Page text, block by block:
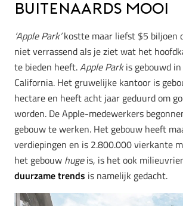
buitenaards mooi
‘Apple Park’kostte maar liefst $5 biljoen
niet verrassend als je ziet wat het
te bieden heeft.Apple Parkis gebouwd
California. Het gruwelijke kantoor is
hectare en heeft acht jaar geduurd om
worden. De Apple-medewerkers
gebouw te werken. Het gebouw heeft
verdiepingen en is 2.800.000 vierkante
het gebouw hugeis, is het ook
duurzame trends is namelijk gedacht.